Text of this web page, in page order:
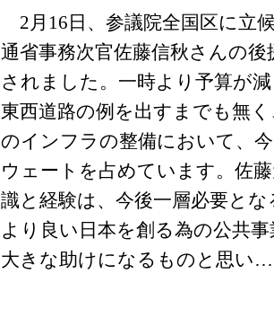
2月16日、参議院全国区に立
通省事務次官佐藤信秋さんの
されました。一時より予算が
東西道路の例を出すまでも無
のインフラの整備において、
ウェートを占めています。佐
識と経験は、今後一層必要と
より良い日本を創る為の公共
大きな助けになるものと思い…